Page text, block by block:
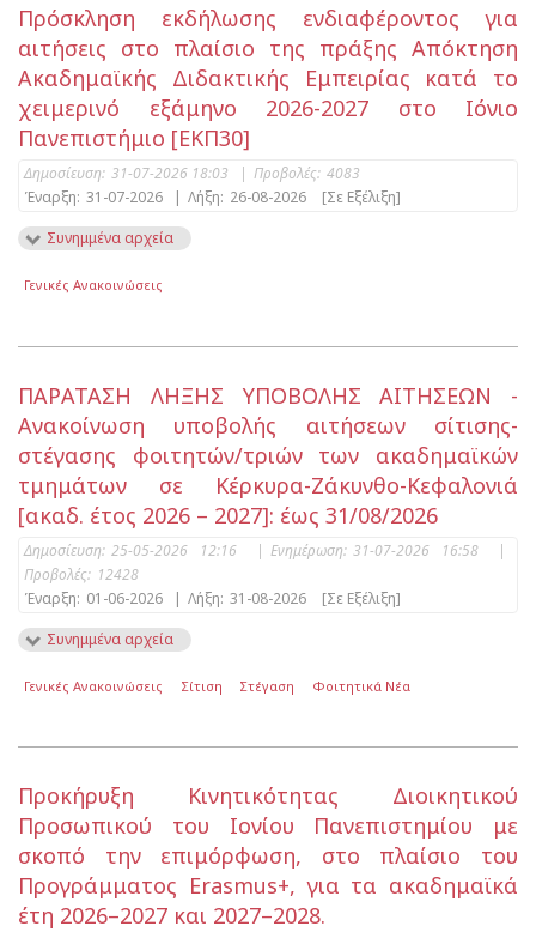
Πρόσκληση εκδήλωσης ενδιαφέροντος για
αιτήσεις στο πλαίσιο της πράξης Απόκτηση
Ακαδημαϊκής Διδακτικής Εμπειρίας κατά το
χειμερινό εξάμηνο 2026-2027 στο Ιόνιο
Πανεπιστήμιο [ΕΚΠ30]
Δημοσίευση: 31-07-2026 18:03 | Προβολές: 4083
Έναρξη: 31-07-2026 | Λήξη: 26-08-2026
[Σε Εξέλιξη]
Συνημμένα αρχεία
Γενικές Ανακοινώσεις
ΠΑΡΑΤΑΣΗ ΛΗΞΗΣ ΥΠΟΒΟΛΗΣ ΑΙΤΗΣΕΩΝ -
Ανακοίνωση υποβολής αιτήσεων σίτισης-
στέγασης φοιτητών/τριών των ακαδημαϊκών
τμημάτων σε Κέρκυρα-Ζάκυνθο-Κεφαλονιά
[ακαδ. έτος 2026 – 2027]: έως 31/08/2026
Δημοσίευση: 25-05-2026 12:16 | Ενημέρωση: 31-07-2026 16:58
|
Προβολές: 12428
Έναρξη: 01-06-2026 | Λήξη: 31-08-2026
[Σε Εξέλιξη]
Συνημμένα αρχεία
Γενικές Ανακοινώσεις Σίτιση Στέγαση Φοιτητικά Νέα
Προκήρυξη Κινητικότητας Διοικητικού
Προσωπικού του Ιονίου Πανεπιστημίου με
σκοπό την επιμόρφωση, στο πλαίσιο του
Προγράμματος Erasmus+, για τα ακαδημαϊκά
έτη 2026–2027 και 2027–2028.